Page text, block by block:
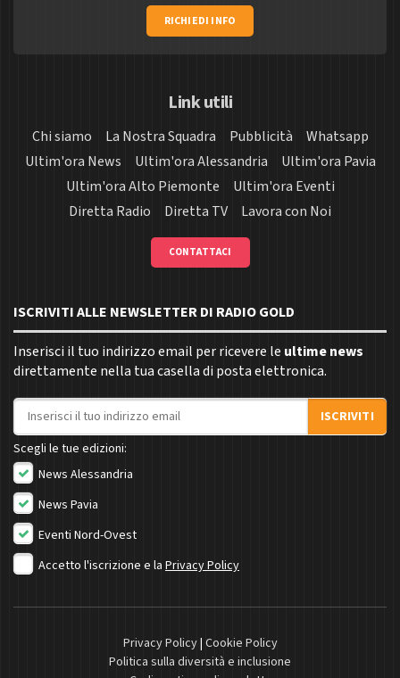
RICHIEDI INFO
Link utili
Chi siamo La Nostra Squadra Pubblicità
Whatsapp
Ultim'ora News
Ultim'ora Alessandria
Ultim'ora Pavia
Ultim'ora Alto Piemonte
Ultim'ora Eventi
Diretta Radio
Diretta TV Lavora con Noi
CONTATTACI
ISCRIVITI ALLE NEWSLETTER DI RADIO GOLD
Inserisci il tuo indirizzo email per ricevere le ultime news
direttamente nella tua casella di posta elettronica.
Indirizzo email
ISCRIVITI
Scegli le tue edizioni:
News Alessandria
News Pavia
Eventi Nord-Ovest
Accetto l'iscrizione e la Privacy Policy
Privacy Policy| Cookie Policy
Politica sulla diversità e inclusione